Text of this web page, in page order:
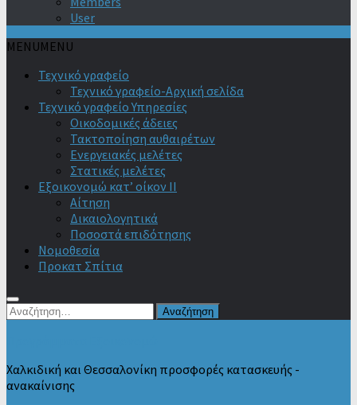
User
MENUMENU
Τεχνικό γραφείο
Τεχνικό γραφείο-Αρχική σελίδα
Τεχνικό γραφείο Υπηρεσίες
Οικοδομικές άδειες
Τακτοποίηση αυθαιρέτων
Ενεργειακές μελέτες
Στατικές μελέτες
Εξοικονομώ κατ’ οίκον II
Αίτηση
Δικαιολογητικά
Ποσοστά επιδότησης
Νομοθεσία
Προκατ Σπίτια
Αναζήτηση
Χαλκιδική και Θεσσαλονίκη προσφορές κατασκευής -
ανακαίνισης